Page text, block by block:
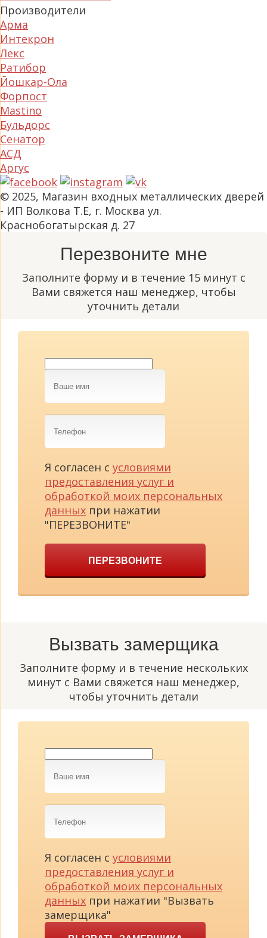
Производители
Арма
Интекрон
Лекс
Ратибор
Йошкар-Ола
Форпост
Mastino
Бульдорс
Сенатор
АСД
Аргус
© 2025, Магазин входных металлических дверей
- ИП Волкова Т.Е, г. Москва ул.
Краснобогатырская д. 27
Перезвоните мне
Заполните форму и в течение 15 минут с
Вами свяжется наш менеджер, чтобы
уточнить детали
Ваше
имя
Телефон
Я согласен с условиями
предоставления услуг и
обработкой моих персональных
данных при нажатии
"ПЕРЕЗВОНИТЕ"
ПЕРЕЗВОНИТЕ
Вызвать замерщика
Заполните форму и в течение нескольких
минут с Вами свяжется наш менеджер,
чтобы уточнить детали
Ваше
имя
Телефон
Я согласен с условиями
предоставления услуг и
обработкой моих персональных
данных при нажатии "Вызвать
замерщика"